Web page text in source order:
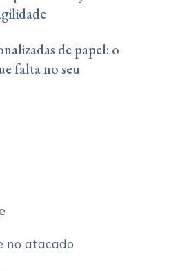
de papel: o
falta no seu
no atacado